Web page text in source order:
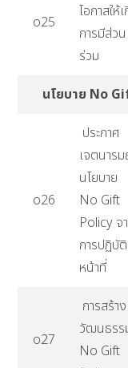
o25
โอกาสให้
การมีส่วน
ร่วม
นโยบาย No
o26
ประกาศ
เจตนาร
นโยบาย
No Gift
Policy จ
การปฏิบัติ
หน้าที่
o27
การสร้าง
วัฒนธรร
No Gift